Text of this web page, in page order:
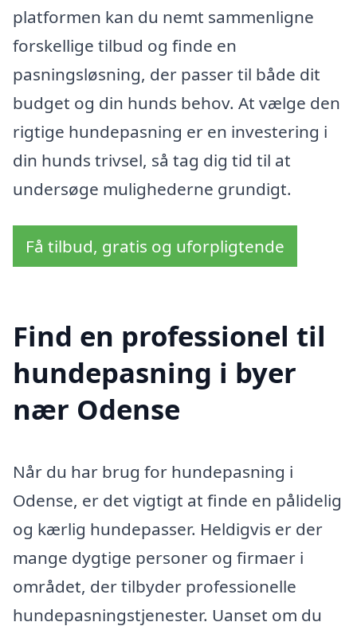
platformen kan du nemt sammenligne
forskellige tilbud og finde en
pasningsløsning, der passer til både dit
budget og din hunds behov. At vælge den
rigtige hundepasning er en investering i
din hunds trivsel, så tag dig tid til at
undersøge mulighederne grundigt.
Få tilbud, gratis og uforpligtende
Find en professionel til
hundepasning i byer
nær Odense
Når du har brug for hundepasning i
Odense, er det vigtigt at finde en pålidelig
og kærlig hundepasser. Heldigvis er der
mange dygtige personer og firmaer i
området, der tilbyder professionelle
hundepasningstjenester. Uanset om du